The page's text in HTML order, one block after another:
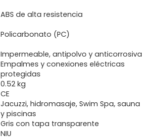
ABS de alta resistencia
Policarbonato (PC)
Impermeable, antipolvo y anticorrosiva
Empalmes y conexiones eléctricas
protegidas
0.52 kg
CE
Jacuzzi, hidromasaje, Swim Spa, sauna
y piscinas
Gris con tapa transparente
NIU